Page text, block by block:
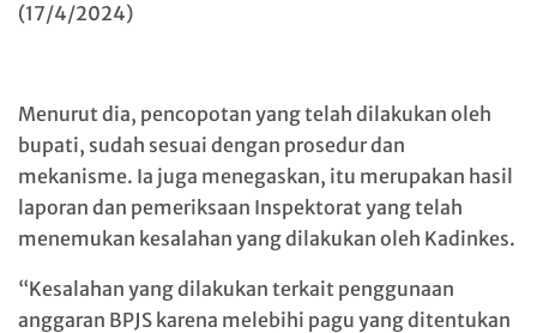
(17/4/2024)
Menurut dia, pencopotan yang telah dilakukan oleh
bupati, sudah sesuai dengan prosedur dan
mekanisme. Ia juga menegaskan, itu merupakan hasil
laporan dan pemeriksaan Inspektorat yang telah
menemukan kesalahan yang dilakukan oleh Kadinkes.
“Kesalahan yang dilakukan terkait penggunaan
anggaran BPJS karena melebihi pagu yang ditentukan